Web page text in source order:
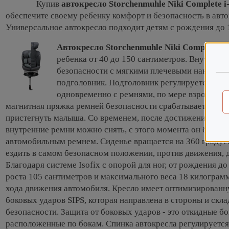
Купивавтокресло Storchenmuhle Niki Complete
обеспечите своему ребенку комфорт и безопасность в
Универсальное автокресло подходит детям с рождения до
Автокресло Storchenmuhle Niki Complete
ребенка от 40 до 150 сантиметров.
безопасности с мягкими плечевыми
подголовник. Подголовник регулируется в 12
одновременно с ремнями, по мере
магнитная пряжка ремней безопасности срабатывает в
пристегнуть малыша. Со временем, после достижения
внутренние ремни можно снять, с этого момента он будет
автомобильным ремнем. Сиденье вращается на 360
ездить в самом безопасном положении, против движения,
Благодаря системе Isofix с опорой для ног, от рождения
роста 105 сантиметров и максимального веса 18
хода движения автомобиля. Кресло имеет
боковых ударов SIPS, которая направлена в стороны и
безопасности. Защита от боковых ударов - это откидные
расположенные по бокам. Спинка автокресла